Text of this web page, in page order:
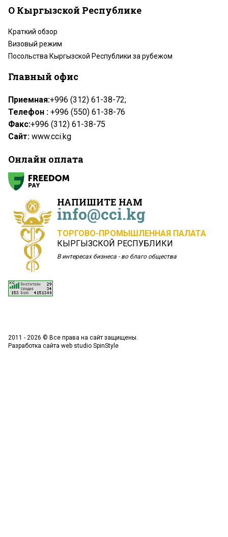
НАПИШИТЕ НАМ
info@cci.kg
ТОРГОВО-ПРОМЫШЛЕННАЯ ПАЛАТА
КЫРГЫЗСКОЙ РЕСПУБЛИКИ
В интересах бизнеса - во благо общества
2011 - 2026 © Все права на сайт защищены.
Разработка сайта web studio SpinStyle
О Кыргызской Республике
Краткий обзор
Визовый режим
Посольства Кыргызской Республики за рубежом
Главный офис
Приемная:+996 (312) 61-38-72;
Телефон : +996 (550) 61-38-76
Факс:+996 (312) 61-38-75
Сайт: www.cci.kg
Онлайн оплата